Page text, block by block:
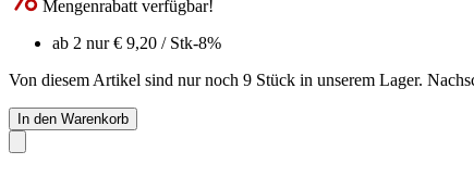
Mengenrabatt verfügbar!
ab 2 nur€ 9,20 / Stk-8%
Von diesem Artikel sind nur noch 9 Stück in unserem Lager.
In den Warenkorb